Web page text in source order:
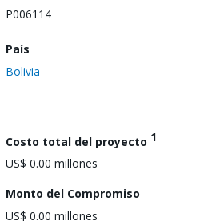
P006114
País
Bolivia
Costo total del proyecto 1
US$ 0.00 millones
Monto del Compromiso
US$ 0.00 millones